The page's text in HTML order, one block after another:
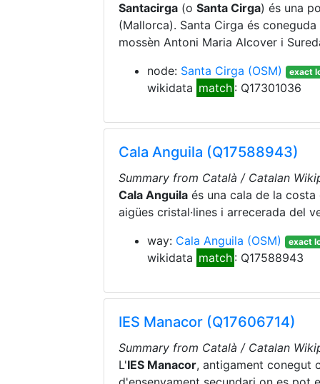
Santacirga (o Santa Cirga) és una
(Mallorca). Santa Cirga és
mossèn Antoni Maria Alcover i
node: Santa Cirga (OSM) exact
wikidata match : Q17301036
Cala Anguila (Q17588943)
Summary from Català / Catalan
Cala Anguila és una cala de la
aigües cristal·lines i arrecerada del
way: Cala Anguila (OSM) exact
wikidata match : Q17588943
IES Manacor (Q17606714)
Summary from Català / Catalan
L'IES Manacor, antigament conegut